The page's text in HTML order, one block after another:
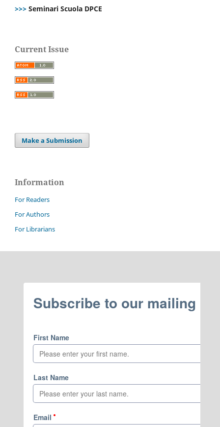
>>> Seminari Scuola DPCE
Current Issue
Make a Submission
Information
For Readers
For Authors
For Librarians